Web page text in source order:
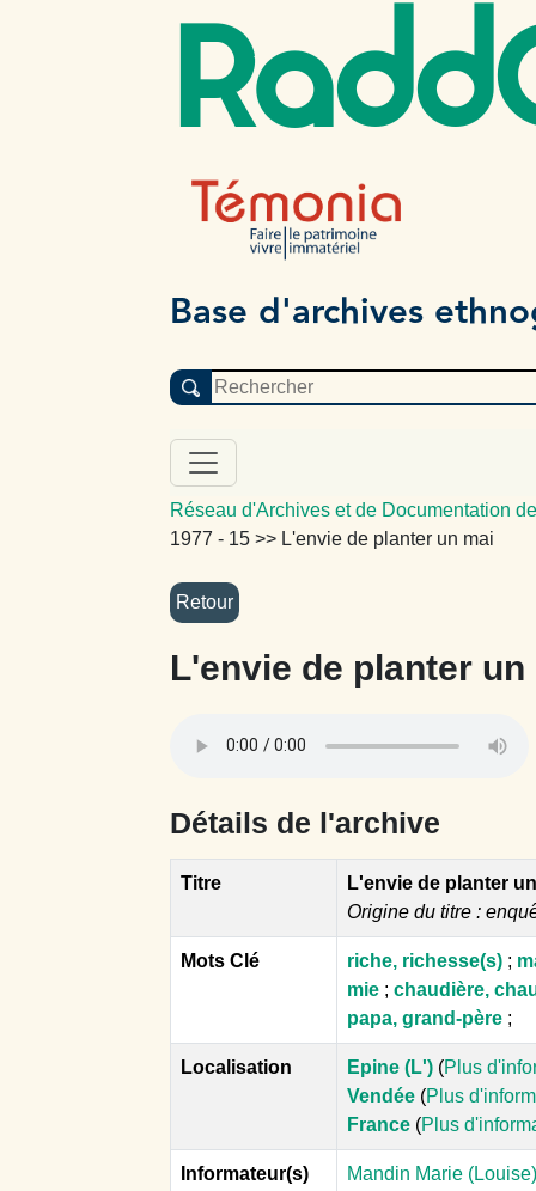
Base d'archives
Réseau d'Archives et de Documentation
1977 - 15 >> L'envie de planter un mai
L'envie de planter un
Détails de l'archive
Titre
L'envie de planter
Origine du titre :
Mots Clé riche, richesse(s) ;
mie ; chaudière,
papa, grand-père ;
Localisation Epine (L') (Plus
Vendée (Plus
France (Plus
Informateur(s) Mandin Marie